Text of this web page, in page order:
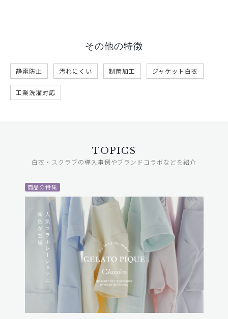
その他の特徴
静電防止 汚れにくい 制菌加工 ジャケット白衣
工業洗濯対応
TOPICS
白衣・スクラブの導入事例やブランドコラボなどを紹介
商品の特集